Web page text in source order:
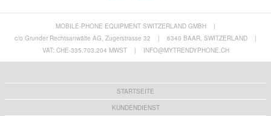
AS-08 Aschenbecher mit Luftreiniger zur
Rauchentfernung - Weiß
Tuya Smart WiFi-Vibrationssensor mit
Schock-/Bewegungsalarm
14,10 CHF
MOBILE-PHONE EQUIPMENT SWITZERLAND GMBH
|
c/o Grunder Rechtsanwälte AG, Zugerstrasse 32
| 6340 BAAR, SWITZERLAND
|
VAT: CHE-335.703.204 MWST
| INFO@MYTRENDYPHONE.CH
STARTSEITE
KUNDENDIENST